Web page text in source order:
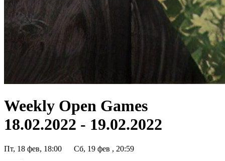
Weekly Open Games
18.02.2022 - 19.02.2022
Пт, 18 фев, 18:00
Сб, 19 фев , 20:59